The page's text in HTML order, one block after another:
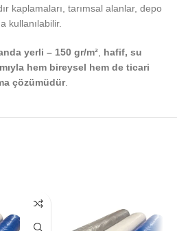
kaplamaları, tarımsal alanlar, depo
kullanılabilir.
yerli – 150 gr/m² hafif, su
hem bireysel hem de ticari
çözümüdür.